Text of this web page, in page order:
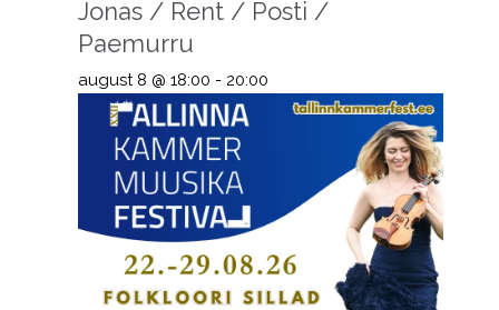
Jonas / Rent / Posti /
Paemurru
august 8 @ 18:00 - 20:00